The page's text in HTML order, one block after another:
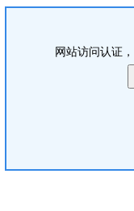
网站访问认证